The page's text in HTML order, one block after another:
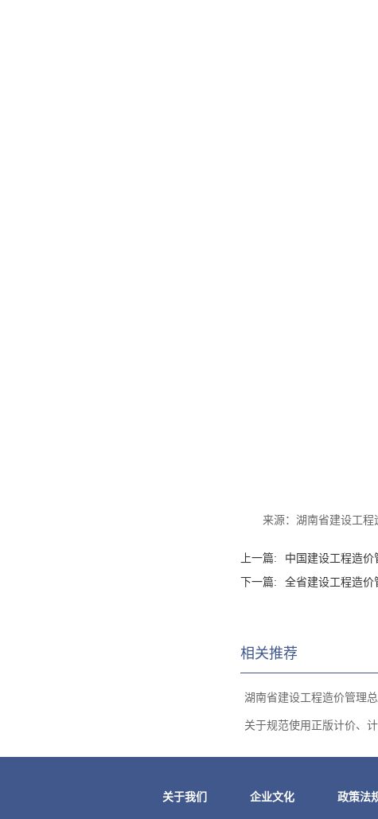
来源：湖南省建设工程
上一篇:
中国建设工程造价
下一篇:
全省建设工程造价
相关推荐
湖南省建设工程造价管理总
关于规范使用正版计价、计
关于我们 企业文化 政策法